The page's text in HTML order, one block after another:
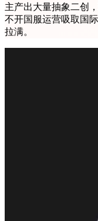
主产出大量抽象二创
不开国服运营吸取国
拉满。